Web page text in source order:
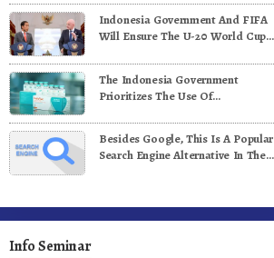
Indonesia Government And FIFA
Will Ensure The U-20 World Cup
Standards
The Indonesia Government
Prioritizes The Use Of
Vaccines
Besides Google, This Is A Popular
Search Engine Alternative In The
Info Seminar